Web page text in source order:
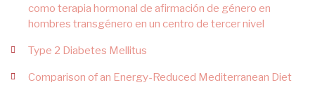
como terapia hormonal de afirmación de género en
hombres transgénero en un centro de tercer nivel
Type 2 Diabetes Mellitus
Comparison of an Energy-Reduced Mediterranean Diet